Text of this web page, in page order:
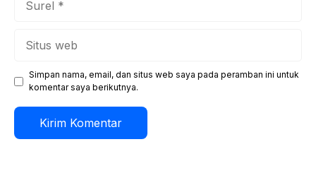
Simpan nama, email, dan situs web saya pada peramban ini untuk
komentar saya berikutnya.